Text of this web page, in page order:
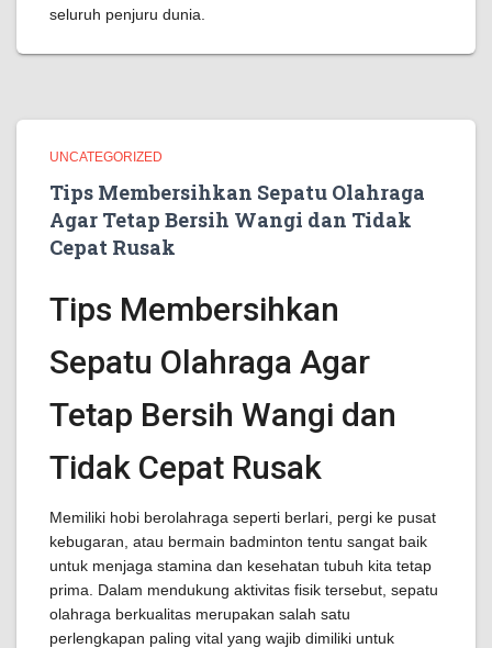
seluruh penjuru dunia.
UNCATEGORIZED
Tips Membersihkan Sepatu Olahraga
Agar Tetap Bersih Wangi dan Tidak
Cepat Rusak
Tips Membersihkan
Sepatu Olahraga Agar
Tetap Bersih Wangi dan
Tidak Cepat Rusak
Memiliki hobi berolahraga seperti berlari, pergi ke pusat
kebugaran, atau bermain badminton tentu sangat baik
untuk menjaga stamina dan kesehatan tubuh kita tetap
prima. Dalam mendukung aktivitas fisik tersebut, sepatu
olahraga berkualitas merupakan salah satu
perlengkapan paling vital yang wajib dimiliki untuk